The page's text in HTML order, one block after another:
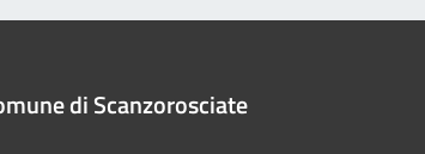
di Scanzorosciate